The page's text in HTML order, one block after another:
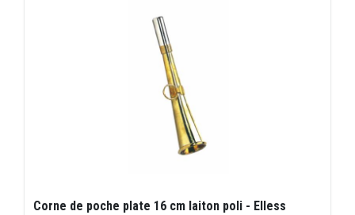
Corne de poche plate 16 cm laiton poli - Elless